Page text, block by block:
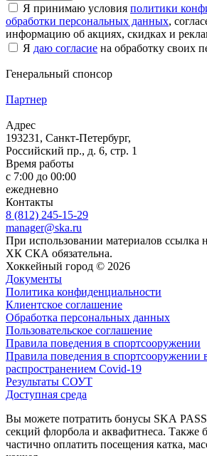
Я принимаю условия политики
обработки персональных данных,
информацию об акциях, скидках и
Я даю согласие на обработку своих
Генеральный спонсор
Партнер
Адрес
193231, Санкт-Петербург,
Российский пр., д. 6, стр. 1
Время работы
с 7:00 до 00:00
ежедневно
Контакты
8 (812) 245-15-29
manager@ska.ru
При использовании материалов ссылка
ХК СКА обязательна.
Хоккейный город © 2026
Документы
Политика конфиденциальности
Клиентское соглашение
Обработка персональных данных
Пользовательское соглашение
Правила поведения в спортсооружении
Правила поведения в спортсооружении
распространением Covid-19
Результаты СОУТ
Доступная среда
Вы можете потратить бонусы SKA
секций флорбола и аквафитнеса. Также
частично оплатить посещения катка,